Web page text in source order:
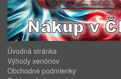
Úvodná stránka
Výhody xenónov
Obchodné podmienky